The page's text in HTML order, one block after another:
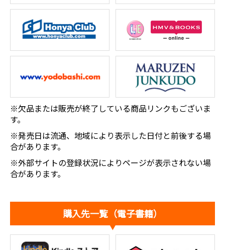
※欠品または販売が終了している商品リンクもございま
す。
※発売日は流通、地域により表示した日付と前後する場
合があります。
※外部サイトの登録状況によりページが表示されない場
合があります。
購入先一覧（電子書籍）